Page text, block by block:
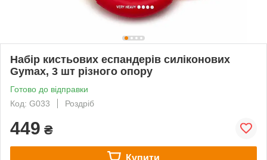
Набір кистьових еспандерів силіконових
Gymax, 3 шт різного опору
Готово до відправки
Код: G033
Роздріб
449 ₴
Купити